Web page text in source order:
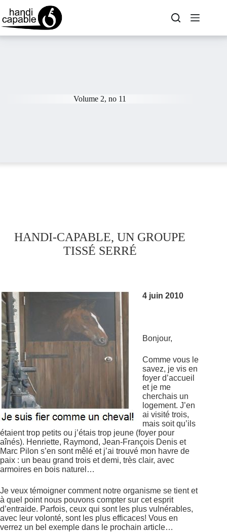
Volume 2, no 11
HANDI-CAPABLE, UN GROUPE
TISSÉ SERRÉ
4 juin 2010
Bonjour,
Comme vous le
savez, je vis en
foyer d’accueil
et je me
cherchais un
logement. J’en
ai visité trois,
mais soit qu’ils
étaient trop petits ou j’étais trop jeune (foyer pour
aînés). Henriette, Raymond, Jean-François Denis et
Marc Pilon s’en sont mêlé et j’ai trouvé mon havre de
paix : un beau grand trois et demi, très clair, avec
armoires en bois naturel…
Je veux témoigner comment notre organisme se tient et
à quel point nous pouvons compter sur cet esprit
d’entraide. Parfois, ceux qui sont les plus vulnérables,
avec leur volonté, sont les plus efficaces! Vous en
verrez un bel exemple dans le prochain article…